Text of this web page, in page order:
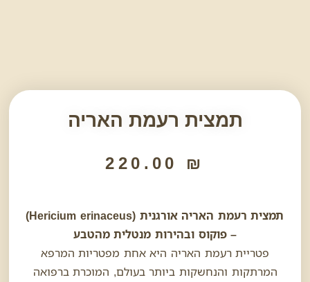
תמצית רעמת האריה
220.00 ₪
תמצית רעמת האריה אורגנית (Hericium erinaceus)
– פוקוס ובהירות מנטלית מהטבע
פטריית רעמת האריה היא אחת מפטריות המרפא
המרתקות והנחשקות ביותר בעולם, המוכרת ברפואה